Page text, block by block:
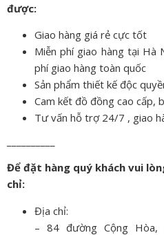
được:
Giao hàng giá rẻ cực tốt
Miễn phí giao hàng tại Hà
phí giao hàng toàn quốc
Sản phẩm thiết kế độc
Cam kết đồ đồng cao cấp,
Tư vấn hỗ trợ 24/7 , giao
Để đặt hàng quý khách vui
chỉ:
Địa chỉ:
– 84 đường Cộng Hòa,